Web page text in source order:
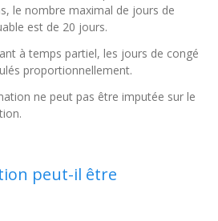
le nombre maximal de jours de
est de 20 jours.
à temps partiel, les jours de congé
proportionnellement.
ne peut pas être imputée sur le
peut-il être